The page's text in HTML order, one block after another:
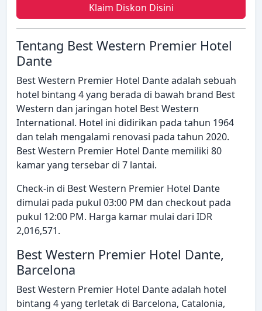
Klaim Diskon Disini
Tentang Best Western Premier Hotel
Dante
Best Western Premier Hotel Dante adalah sebuah
hotel bintang 4 yang berada di bawah brand Best
Western dan jaringan hotel Best Western
International. Hotel ini didirikan pada tahun 1964
dan telah mengalami renovasi pada tahun 2020.
Best Western Premier Hotel Dante memiliki 80
kamar yang tersebar di 7 lantai.
Check-in di Best Western Premier Hotel Dante
dimulai pada pukul 03:00 PM dan checkout pada
pukul 12:00 PM. Harga kamar mulai dari IDR
2,016,571.
Best Western Premier Hotel Dante,
Barcelona
Best Western Premier Hotel Dante adalah hotel
bintang 4 yang terletak di Barcelona, Catalonia,